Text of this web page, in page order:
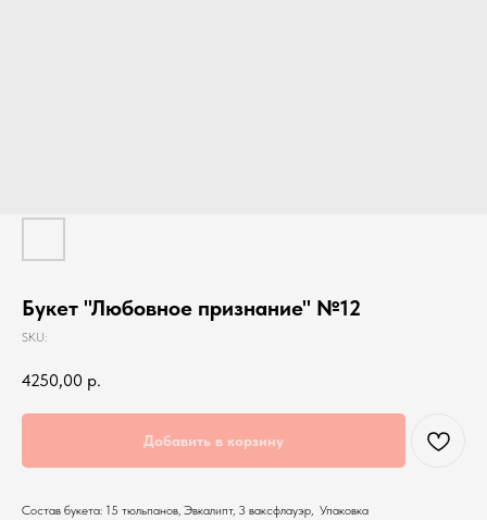
Букет "Любовное признание" №12
SKU:
4250,00 р.
Добавить в корзину
Состав букета: 15 тюльпанов, Эвкалипт, 3 ваксфлауэр, Упаковка